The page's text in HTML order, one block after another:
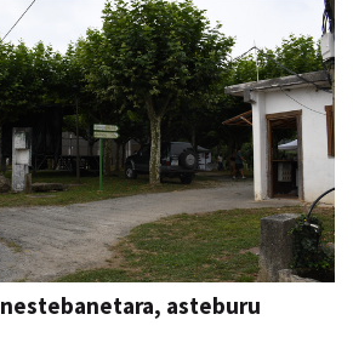
asteburu